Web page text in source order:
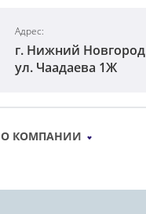
Адрес:
г. Нижний Новгород
ул. Чаадаева 1Ж
О КОМПАНИИ